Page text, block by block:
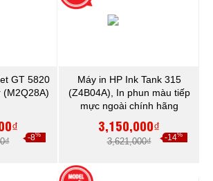
GT 5820
(M2Q28A)
-8%
Máy in HP Ink Tank 315
(Z4B04A), In phun màu tiếp
mực ngoài chính hãng
3,150,000₫
3,621,000₫ -14%